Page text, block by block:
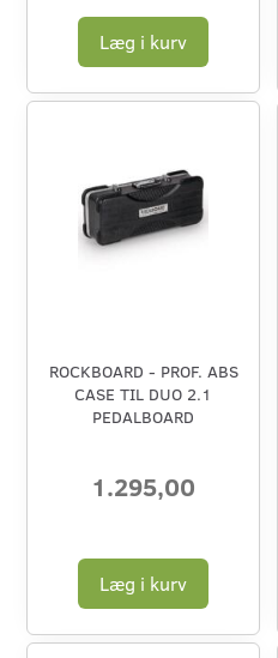
Læg i kurv
ROCKBOARD - PROF. ABS
CASE TIL DUO 2.1
PEDALBOARD
1.295,00
Læg i kurv